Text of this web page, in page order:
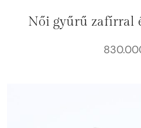
Női gyűrű zafírral